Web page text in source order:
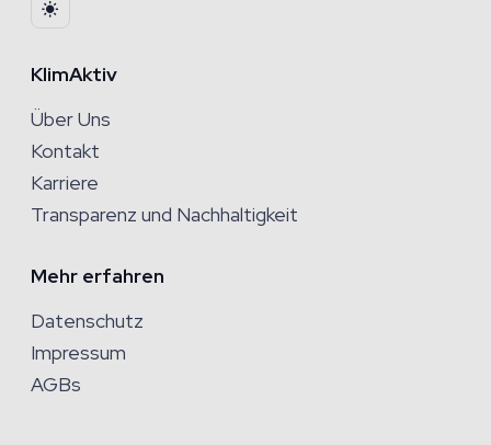
KlimAktiv
Über Uns
Kontakt
Karriere
Transparenz und Nachhaltigkeit
Mehr erfahren
Datenschutz
Impressum
AGBs